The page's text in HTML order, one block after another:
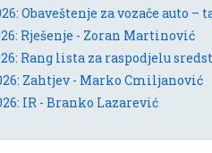
Obaveštenje za vozače auto –
Rješenje - Zoran Martinović
Zahtjev - Marko Cmiljanović
IR - Branko Lazarević